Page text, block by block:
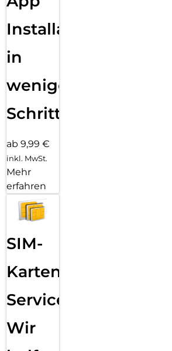
Installation
in
wenigen
Schritten
ab 9,99 €
inkl. MwSt.
Mehr
erfahren
SIM-
Karten
Service:
Wir